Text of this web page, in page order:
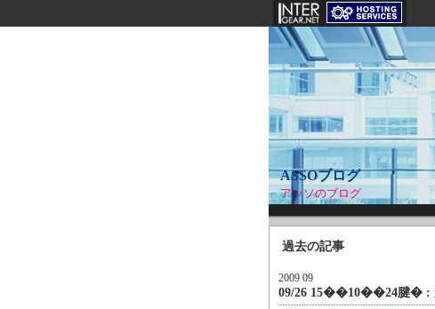
ASSOブログ
アッソのブログ
過去の記事
2009 09
09/26 15��10��24腱� :